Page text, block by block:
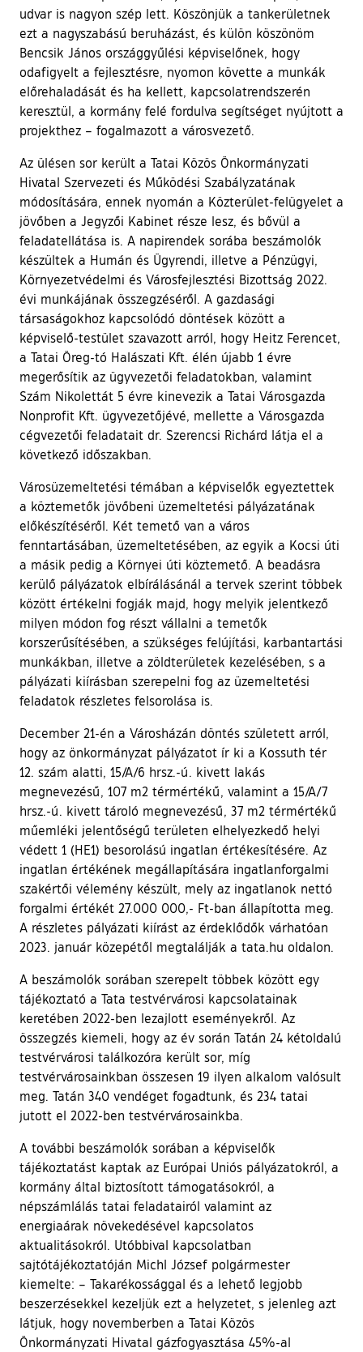
udvar is nagyon szép lett. Köszönjük a tankerületnek
ezt a nagyszabású beruházást, és külön köszönöm
Bencsik János országgyűlési képviselőnek, hogy
odafigyelt a fejlesztésre, nyomon követte a munkák
előrehaladását és ha kellett, kapcsolatrendszerén
keresztül, a kormány felé fordulva segítséget nyújtott a
projekthez – fogalmazott a városvezető.
Az ülésen sor került a Tatai Közös Önkormányzati
Hivatal Szervezeti és Működési Szabályzatának
módosítására, ennek nyomán a Közterület-felügyelet a
jövőben a Jegyzői Kabinet része lesz, és bővül a
feladatellátása is. A napirendek sorába beszámolók
készültek a Humán és Ügyrendi, illetve a Pénzügyi,
Környezetvédelmi és Városfejlesztési Bizottság 2022.
évi munkájának összegzéséről. A gazdasági
társaságokhoz kapcsolódó döntések között a
képviselő-testület szavazott arról, hogy Heitz Ferencet,
a Tatai Öreg-tó Halászati Kft. élén újabb 1 évre
megerősítik az ügyvezetői feladatokban, valamint
Szám Nikolettát 5 évre kinevezik a Tatai Városgazda
Nonprofit Kft. ügyvezetőjévé, mellette a Városgazda
cégvezetői feladatait dr. Szerencsi Richárd látja el a
következő időszakban.
Városüzemeltetési témában a képviselők egyeztettek
a köztemetők jövőbeni üzemeltetési pályázatának
előkészítéséről. Két temető van a város
fenntartásában, üzemeltetésében, az egyik a Kocsi úti
a másik pedig a Környei úti köztemető. A beadásra
kerülő pályázatok elbírálásánál a tervek szerint többek
között értékelni fogják majd, hogy melyik jelentkező
milyen módon fog részt vállalni a temetők
korszerűsítésében, a szükséges felújítási, karbantartási
munkákban, illetve a zöldterületek kezelésében, s a
pályázati kiírásban szerepelni fog az üzemeltetési
feladatok részletes felsorolása is.
December 21-én a Városházán döntés született arról,
hogy az önkormányzat pályázatot ír ki a Kossuth tér
12. szám alatti, 15/A/6 hrsz.-ú. kivett lakás
megnevezésű, 107 m2 térmértékű, valamint a 15/A/7
hrsz.-ú. kivett tároló megnevezésű, 37 m2 térmértékű
műemléki jelentőségű területen elhelyezkedő helyi
védett 1 (HE1) besorolású ingatlan értékesítésére. Az
ingatlan értékének megállapítására ingatlanforgalmi
szakértői vélemény készült, mely az ingatlanok nettó
forgalmi értékét 27.000 000,- Ft-ban állapította meg.
A részletes pályázati kiírást az érdeklődők várhatóan
2023. január közepétől megtalálják a tata.hu oldalon.
A beszámolók sorában szerepelt többek között egy
tájékoztató a Tata testvérvárosi kapcsolatainak
keretében 2022-ben lezajlott eseményekről. Az
összegzés kiemeli, hogy az év során Tatán 24 kétoldalú
testvérvárosi találkozóra került sor, míg
testvérvárosainkban összesen 19 ilyen alkalom valósult
meg. Tatán 340 vendéget fogadtunk, és 234 tatai
jutott el 2022-ben testvérvárosainkba.
A további beszámolók sorában a képviselők
tájékoztatást kaptak az Európai Uniós pályázatokról, a
kormány által biztosított támogatásokról, a
népszámlálás tatai feladatairól valamint az
energiaárak növekedésével kapcsolatos
aktualitásokról. Utóbbival kapcsolatban
sajtótájékoztatóján Michl József polgármester
kiemelte: – Takarékossággal és a lehető legjobb
beszerzésekkel kezeljük ezt a helyzetet, s jelenleg azt
látjuk, hogy novemberben a Tatai Közös
Önkormányzati Hivatal gázfogyasztása 45%-al